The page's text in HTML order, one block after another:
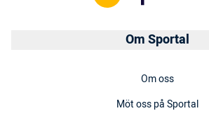
Om Sportal
Om oss
Möt oss på Sportal